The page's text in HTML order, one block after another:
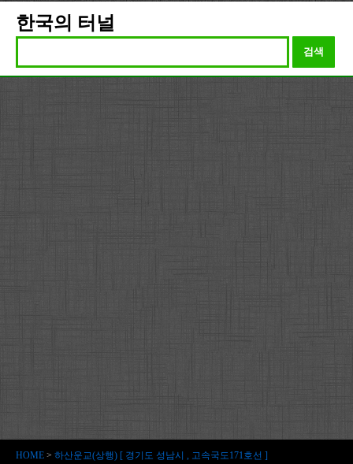
한국의 터널
검색
HOME > 하산운교(상행) [ 경기도 성남시 , 고속국도171호선 ]